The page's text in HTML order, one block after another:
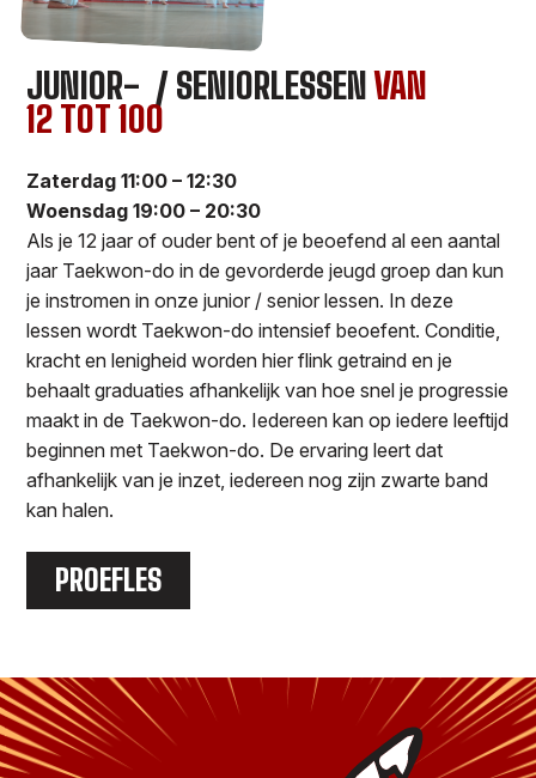
JUNIOR- / SENIORLESSENVAN
12 TOT 100
Zaterdag 11:00 – 12:30
Woensdag 19:00 – 20:30
Als je 12 jaar of ouder bent of je beoefend al een aantal
jaar Taekwon-do in de gevorderde jeugd groep dan kun
je instromen in onze junior / senior lessen. In deze
lessen wordt Taekwon-do intensief beoefent. Conditie,
kracht en lenigheid worden hier flink getraind en je
behaalt graduaties afhankelijk van hoe snel je progressie
maakt in de Taekwon-do. Iedereen kan op iedere leeftijd
beginnen met Taekwon-do. De ervaring leert dat
afhankelijk van je inzet, iedereen nog zijn zwarte band
kan halen.
PROEFLES